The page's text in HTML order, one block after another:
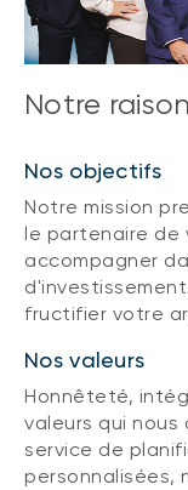
Notre
Nos objectifs
Notre mission
le partenaire de
accompagner
fructifier votre
Nos valeurs
Honnêteté,
valeurs qui nous
service de
personnalisées,